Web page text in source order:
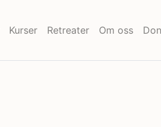
Kurser Retreater Om oss